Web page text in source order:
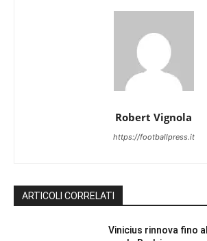
Robert Vignola
https://footballpress.it
ARTICOLI CORRELATI
Vinicius rinnova fino